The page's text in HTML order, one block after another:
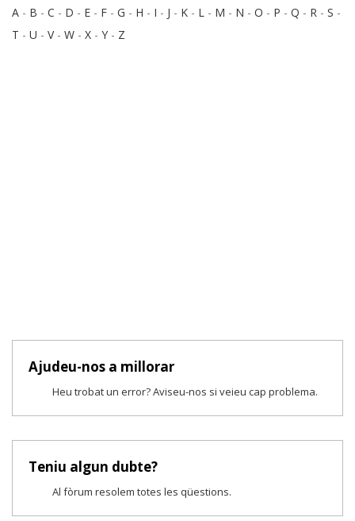
A - B - C - D - E - F - G - H - I - J - K - L - M - N - O - P - Q - R - S -
T - U - V- W - X - Y - Z
Ajudeu-nos a millorar
Heu trobat un error? Aviseu-nos si veieu cap problema.
Teniu algun dubte?
Al fòrum resolem totes les qüestions.